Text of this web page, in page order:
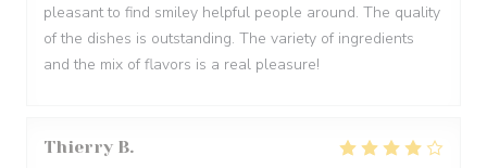
pleasant to find smiley helpful people around. The quality
of the dishes is outstanding. The variety of ingredients
and the mix of flavors is a real pleasure!
Thierry B